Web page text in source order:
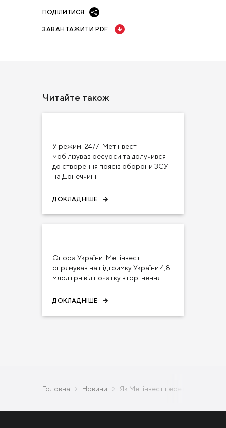
ПОДІЛИТИСЯ
ЗАВАНТАЖИТИ PDF
Читайте також
У режимі 24/7: Метінвест
мобілізував ресурси та долучився
до створення поясів оборони ЗСУ
на Донеччині
ДОКЛАДНІШЕ
Опора України: Метінвест
спрямував на підтримку України 4,8
млрд грн від початку вторгнення
ДОКЛАДНІШЕ
Головна Новини Як Метінвест перетворився